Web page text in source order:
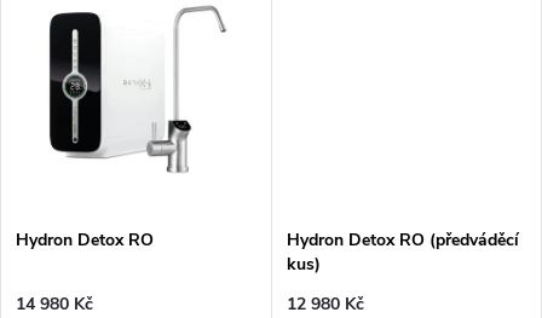
ů
ů
Hydron Detox RO
14 980 Kč
Hydron Detox RO (předváděcí
kus)
12 980 Kč